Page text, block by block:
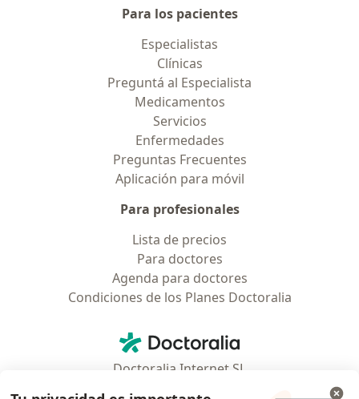
Para los pacientes
Especialistas
Clínicas
Preguntá al Especialista
Medicamentos
Servicios
Enfermedades
Preguntas Frecuentes
Aplicación para móvil
Para profesionales
Lista de precios
Para doctores
Agenda para doctores
Condiciones de los Planes Doctoralia
Doctoralia - Página de inicio
Doctoralia Internet SL